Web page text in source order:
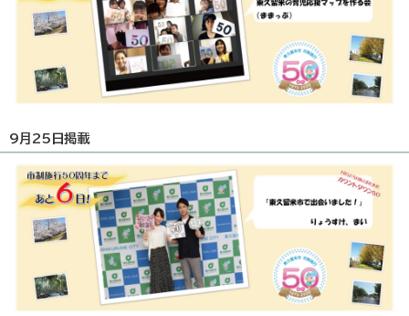
9月25日掲載